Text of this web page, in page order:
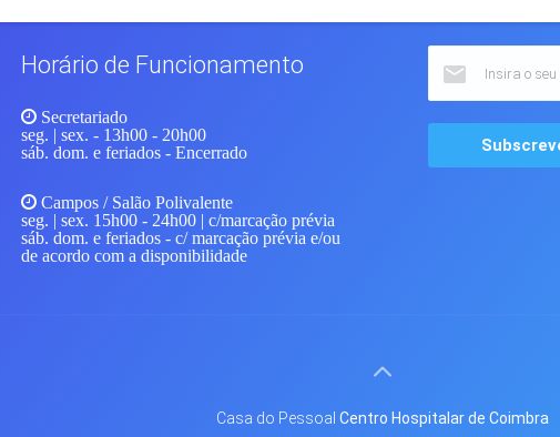
Horário de Funcionamento
Secretariado
seg. | sex. - 13h00 - 20h00
sáb. dom. e feriados - Encerrado
Campos / Salão Polivalente
seg. | sex. 15h00 - 24h00 | c/marcação prévia
sáb. dom. e feriados - c/ marcação prévia e/ou
de acordo com a disponibilidade
Casa do Pessoal Centro Hospitalar de Coimbra